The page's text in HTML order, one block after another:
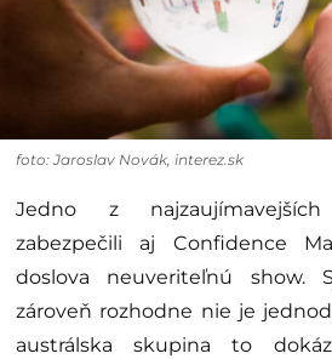
foto: Jaroslav Novák, interez.sk
Jedno z
zabezpečili aj Confidence
doslova neuveriteľnú show.
zároveň rozhodne nie je
austrálska skupina to